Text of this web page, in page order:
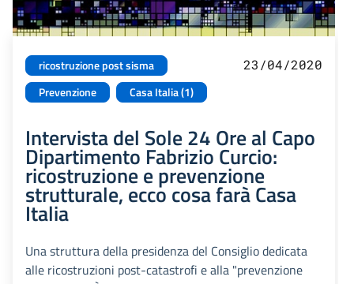
ricostruzione post sisma
Prevenzione
Casa Italia (1)
23/04/2020
Intervista del Sole 24 Ore al Capo
Dipartimento Fabrizio Curcio:
ricostruzione e prevenzione
strutturale, ecco cosa farà Casa
Italia
Una struttura della presidenza del Consiglio dedicata
alle ricostruzioni post-catastrofi e alla "prevenzione